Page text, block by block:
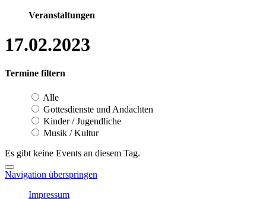
Veranstaltungen
17.02.2023
Termine filtern
Alle
Gottesdienste und Andachten
Kinder / Jugendliche
Musik / Kultur
Es gibt keine Events an diesem Tag.
Navigation überspringen
Impressum